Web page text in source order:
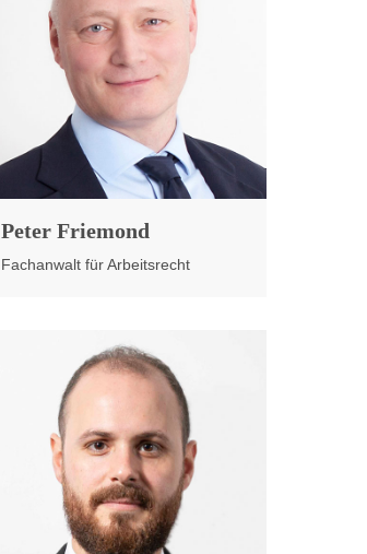
Peter Friemond
Fachanwalt für Arbeitsrecht